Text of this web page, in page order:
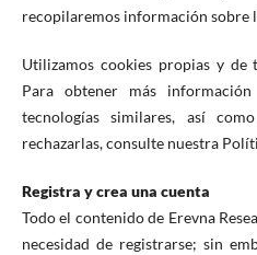
recopilaremos información sobre
Utilizamos cookies propias y de
Para obtener más
tecnologías similares, así
rechazarlas, consulte nuestra
Registra y crea una cuenta
Todo el contenido de Erevna
necesidad de registrarse; sin